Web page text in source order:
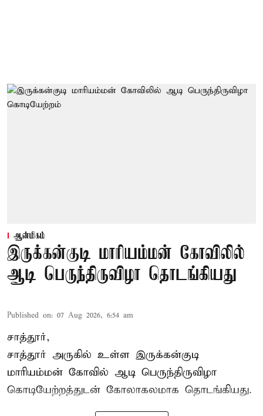
ஆன்மிகம்
இருக்கன்குடி மாரியம்மன் கோவிலில்
ஆடி பெருந்திருவிழா தொடங்கியது
Published on: 07 Aug 2026, 6:54 am
சாத்தூர்,
சாத்தூர் அருகில் உள்ள இருக்கன்குடி
மாரியம்மன் கோவில் ஆடி பெருந்திருவிழா
கொடியேற்றத்துடன் கோலாகலமாக தொடங்கியது.